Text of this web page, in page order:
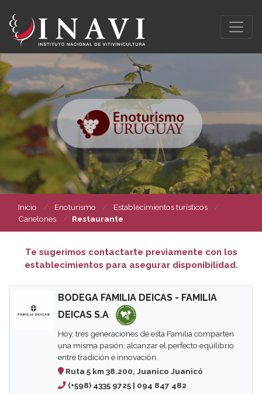
Inicio Enoturismo
Establecimientos turísticos
Canelones
Restaurante
Te sugerimos contactarte previamente con los
establecimientos para asegurar disponibilidad.
BODEGA FAMILIA DEICAS - FAMILIA
DEICAS S.A
Hoy, tres generaciones de esta Familia comparten
una misma pasión: alcanzar el perfecto equilibrio
entre tradición e innovación.
Ruta 5 km 38.200, Juanico Juanicó
(+598) 4335 9725 | 094 847 482